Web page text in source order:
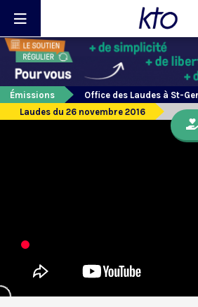
Émissions
Office des Laudes à St-
Laudes du 26 novembre 2016